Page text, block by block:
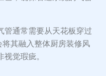
管通常需要从天花板穿过
其融入整体厨房装修风
觉瑕疵。